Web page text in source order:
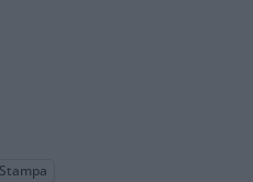
Stampa